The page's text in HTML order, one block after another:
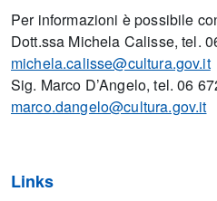
Per informazioni è possibile
Dott.ssa Michela Calisse, tel.
michela.calisse@cultura.gov.it
Sig. Marco D’Angelo, tel. 06
marco.dangelo@cultura.gov.it
Links